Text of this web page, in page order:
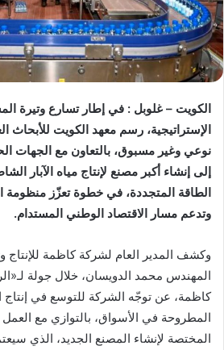
الكويت – غلوبل : في إطار تسارع وتيرة
الإستراتيجية، رسم معهد الكويت للأبحاث
نوعي وغير مسبوق، بالتعاون مع الجهات
إلى إنشاء أكبر مصنع لإنتاج مياه الآبار
الطاقة المتجددة، في خطوة تعزّز منظومة
وتدعم مسار الاقتصاد الوطني المستدام.
وكشف المدير العام لشركة كاظمة للإنتاج
المهندس محمد الدويسان، خلال جولة
كاظمة، عن توجّه الشركة للتوسع في إنتاج
المطروحة في الأسواق، بالتوازي مع
المختصة لإنشاء المصنع الجديد، الذي